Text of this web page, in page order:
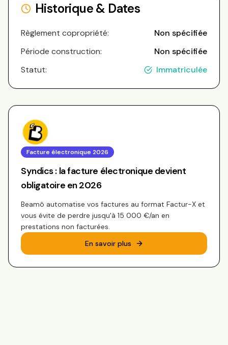
Historique & Dates
Règlement copropriété:
Non spécifiée
Période construction:
Non spécifiée
Statut:
Immatriculée
Facture électronique 2026
Syndics : la facture électronique devient
obligatoire en 2026
Beamô automatise vos factures au format Factur-X et
vous évite de perdre jusqu'à 15 000 €/an en
prestations non facturées.
En savoir plus